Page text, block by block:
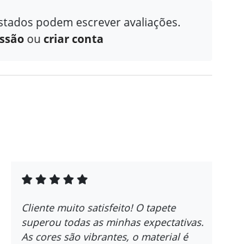
podem escrever avaliações.
ou criar conta
Cliente muito satisfeito! O tapete
superou todas as minhas expectativas.
As cores são vibrantes, o material é